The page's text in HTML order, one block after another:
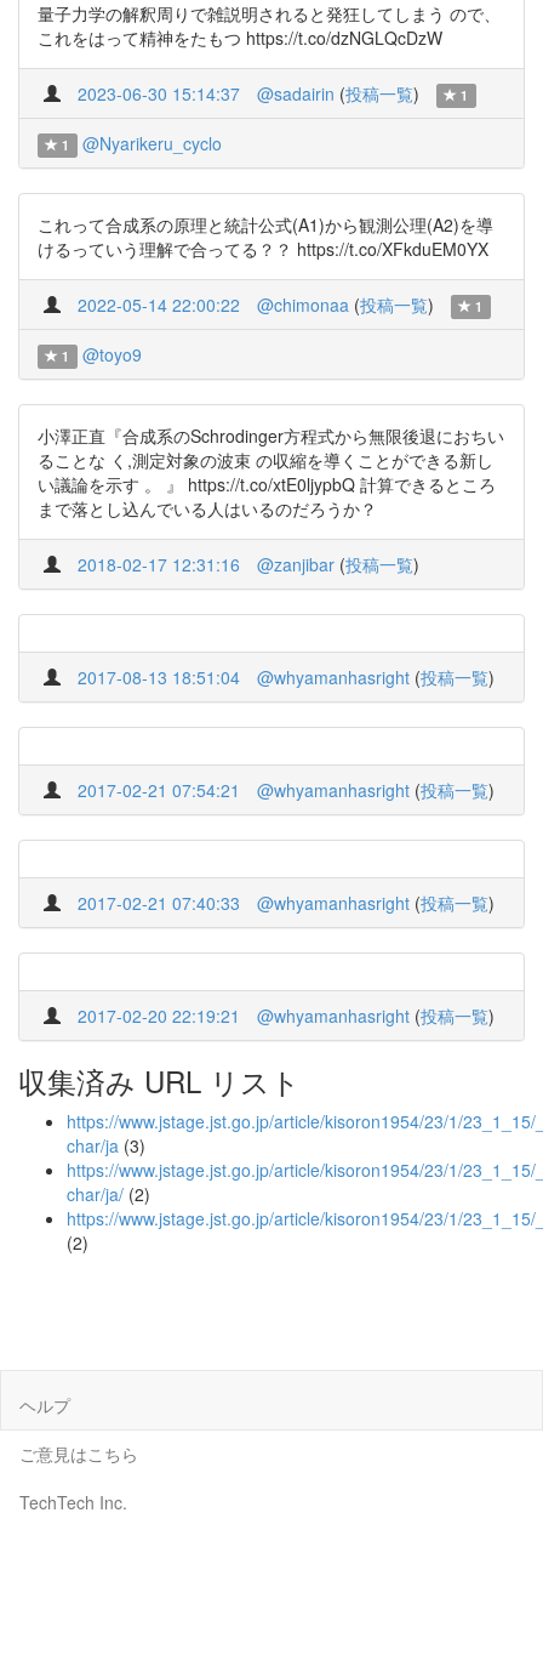
量子力学の解釈周りで雑説明されると発狂してしまう ので、
これをはって精神をたもつ https://t.co/dzNGLQcDzW
2023-06-30 15:14:37 @sadairin (投稿一覧) 1
1 @Nyarikeru_cyclo
これって合成系の原理と統計公式(A1)から観測公理(A2)を導
けるっていう理解で合ってる？？ https://t.co/XFkduEM0YX
2022-05-14 22:00:22 @chimonaa (投稿一覧) 1
1 @toyo9
小澤正直『合成系のSchrodinger方程式から無限後退におちい
ることな く,測定対象の波束 の収縮を導くことができる新し
い議論を示す 。 』 https://t.co/xtE0ljypbQ 計算できるところ
まで落とし込んでいる人はいるのだろうか？
2018-02-17 12:31:16 @zanjibar (投稿一覧)
2017-08-13 18:51:04 @whyamanhasright (投稿一覧)
2017-02-21 07:54:21 @whyamanhasright (投稿一覧)
2017-02-21 07:40:33 @whyamanhasright (投稿一覧)
2017-02-20 22:19:21 @whyamanhasright (投稿一覧)
収集済み URL リスト
https://www.jstage.jst.go.jp/article/kisoron1954/23/1/23_1_15/
char/ja (3)
https://www.jstage.jst.go.jp/article/kisoron1954/23/1/23_1_15/
char/ja/ (2)
https://www.jstage.jst.go.jp/article/kisoron1954/23/1/23_1_15/
(2)
ヘルプ
ご意見はこちら
TechTech Inc.